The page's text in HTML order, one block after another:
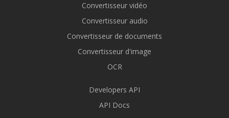
Convertisseur vidéo
Convertisseur audio
Convertisseur de documents
Convertisseur d'image
OCR
Developers API
API Docs